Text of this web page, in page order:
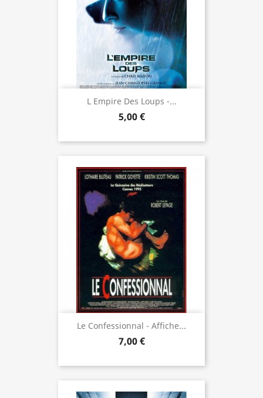
L Empire Des Loups -...
5,00 €
Le Confessionnal - Affiche...
7,00 €